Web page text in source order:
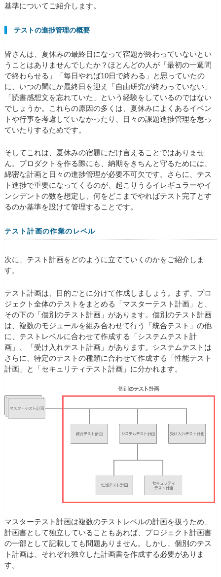
基準についてご紹介します。
テストの進捗管理の概要
皆さんは、夏休みの最終日になって宿題が終わっていないとい
うことはありませんでしたか？ほとんどの人が「最初の一週間
で終わらせる」「毎日やれば10日で終わる」と思っていたの
に、いつの間にか最終日を迎え「自由研究が終わっていない」
「読書感想文を忘れていた」という経験をしているのではない
でしょうか。これらの原因の多くは、夏休みによくあるイベン
トや行事を考慮していなかったり、日々の課題進捗管理を怠っ
ていたりするためです。
そしてこれは、夏休みの宿題にだけ言えることではありませ
ん。プロダクトを作る際にも、納期をきちんと守るためには、
綿密な計画と日々の進捗管理が必要不可欠です。さらに、テス
ト進捗で重要になってくるのが、起こりうるイレギュラーやイ
ンシデントの数を想定し、何をどこまでやればテスト完了とす
るのか基準を設けて管理することです。
テスト計画の作業のレベル
次に、テスト計画をどのように立てていくのかをご紹介しま
す。
テスト計画は、目的ごとに分けて作成しましょう。まず、プロ
ジェクト全体のテストをまとめる「マスターテスト計画」と、
その下の「個別のテスト計画」があります。個別のテスト計画
は、複数のモジュールを組み合わせて行う「統合テスト」の他
に、テストレベルに合わせて作成する「システムテスト計
画」、「受け入れテスト計画」があります。システムテストは
さらに、特定のテストの種類に合わせて作成する「性能テスト
計画」と「セキュリティテスト計画」に分かれます。
マスターテスト計画は複数のテストレベルの計画を扱うため、
計画書として独立していることもあれば、プロジェクト計画書
の一部として記載しても問題ありません。しかし、個別のテス
ト計画は、それぞれ独立した計画書を作成する必要がありま
す。